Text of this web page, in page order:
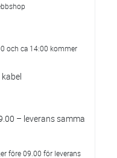
och ca 14:00 kommer
– leverans samma
före 09.00 för leverans